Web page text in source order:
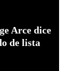
Arce dice
de lista